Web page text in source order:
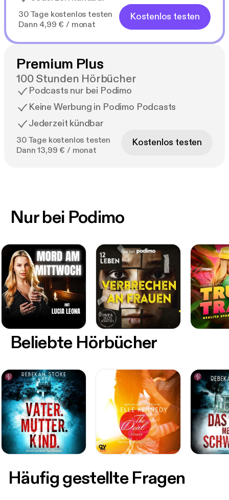
30 Tage kostenlos testen
Dann 4,99 € / monat
Kostenlos testen
Premium Plus
100 Stunden Hörbücher
Podcasts nur bei Podimo
Keine Werbung in Podimo Podcasts
Jederzeit kündbar
30 Tage kostenlos testen
Dann 13,99 € / monat
Kostenlos testen
Nur bei Podimo
Beliebte Hörbücher
Häufig gestellte Fragen